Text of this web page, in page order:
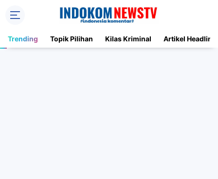
Trending Topik Pilihan Kilas Kriminal Artikel Headline